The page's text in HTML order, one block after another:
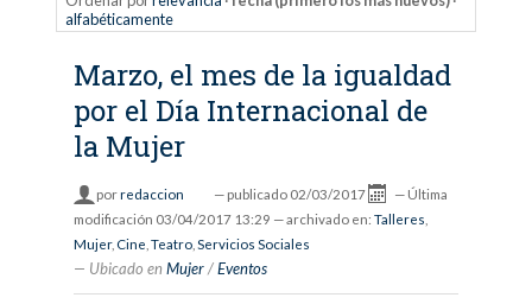
alfabéticamente
Marzo, el mes de la igualdad
por el Día Internacional de
la Mujer
porredaccion — publicado 02/03/2017 — Última
modificación 03/04/2017 13:29 — archivado en: Talleres
Mujer, Cine Teatro, Servicios Sociales
Ubicado en Mujer /Eventos